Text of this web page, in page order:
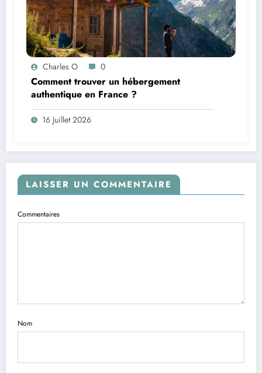
Charles O 0
Comment trouver un hébergement
authentique en France ?
16 Juillet 2026
LAISSER UN COMMENTAIRE
Commentaires
Nom